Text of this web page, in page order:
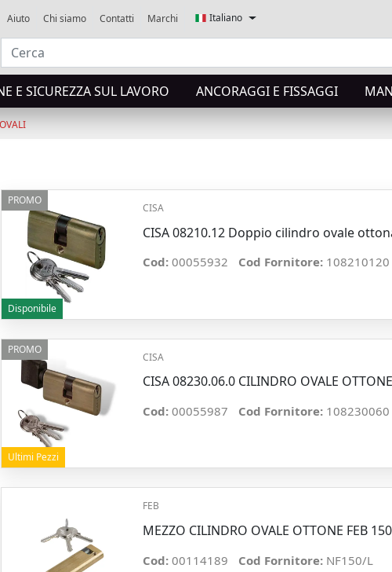
Aiuto Chi siamo Contatti Marchi Italiano
E SICUREZZA SUL LAVORO ANCORAGGI E FISSAGGI
Disponibile
PROMO
CISA
CISA 08210.12 Doppio cilindro ovale
Cod: 00055932 Cod Fornitore: 108210120
Ultimi Pezzi
PROMO
CISA
CISA 08230.06.0 CILINDRO OVALE
Cod: 00055987 Cod Fornitore: 108230060
FEB
MEZZO CILINDRO OVALE OTTONE FEB
Cod: 00114189 Cod Fornitore: NF150/L